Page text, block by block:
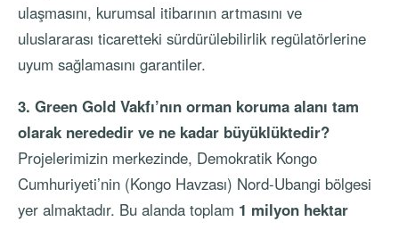
ulaşmasını, kurumsal itibarının artmasını ve
uluslararası ticaretteki sürdürülebilirlik regülatörlerine
uyum sağlamasını garantiler.
3. Green Gold Vakfı’nın orman koruma alanı tam
olarak nerededir ve ne kadar büyüklüktedir?
Projelerimizin merkezinde, Demokratik Kongo
Cumhuriyeti’nin (Kongo Havzası) Nord-Ubangi bölgesi
yer almaktadır. Bu alanda toplam 1 milyon hektar